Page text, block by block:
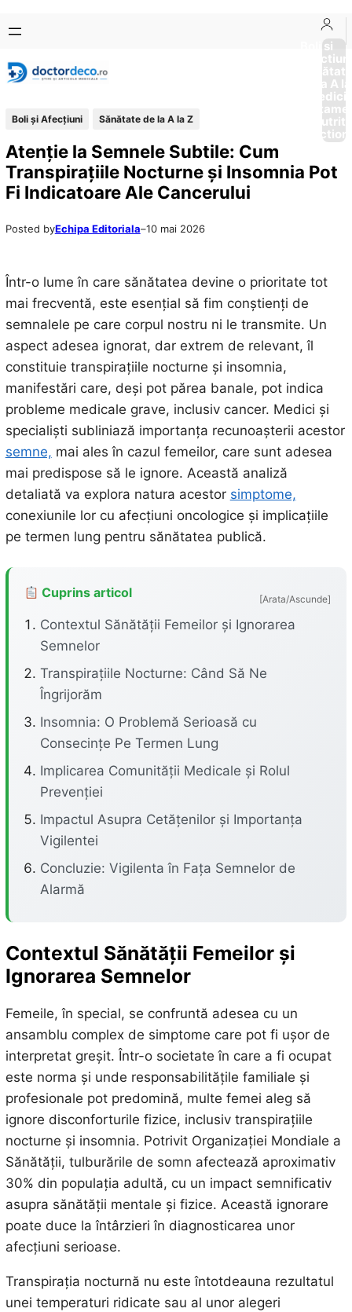
conținut
content
Boli si
Afectiuni
Sănătate
de la A
Boli și Afecțiuni Sănătate de la A la Z
Atenție la Semnele Subtile: Cum
Transpirațiile Nocturne și Insomnia Pot
Fi Indicatoare Ale Cancerului
Posted byEchipa Editoriala–10 mai 2026
Într-o lume în care sănătatea devine o prioritate tot
mai frecventă, este esențial să fim conștienți de
semnalele pe care corpul nostru ni le transmite. Un
aspect adesea ignorat, dar extrem de relevant, îl
constituie transpirațiile nocturne și insomnia,
manifestări care, deși pot părea banale, pot indica
probleme medicale grave, inclusiv cancer. Medici și
specialiști subliniază importanța recunoașterii acestor
semne, mai ales în cazul femeilor, care sunt adesea
mai predispose să le ignore. Această analiză
detaliată va explora natura acestor simptome,
conexiunile lor cu afecțiuni oncologice și implicațiile
pe termen lung pentru sănătatea publică.
Cuprins articol [Arata/Ascunde]
Contextul Sănătății Femeilor și Ignorarea
Semnelor
Transpirațiile Nocturne: Când Să Ne
Îngrijorăm
Insomnia: O Problemă Serioasă cu
Consecințe Pe Termen Lung
Implicarea Comunității Medicale și Rolul
Prevenției
Impactul Asupra Cetățenilor și Importanța
Vigilentei
Concluzie: Vigilenta în Fața Semnelor de
Alarmă
Contextul Sănătății Femeilor și
Ignorarea Semnelor
Femeile, în special, se confruntă adesea cu un
ansamblu complex de simptome care pot fi ușor de
interpretat greșit. Într-o societate în care a fi ocupat
este norma și unde responsabilitățile familiale și
profesionale pot predomină, multe femei aleg să
ignore disconforturile fizice, inclusiv transpirațiile
nocturne și insomnia. Potrivit Organizației Mondiale a
Sănătății, tulburările de somn afectează aproximativ
30% din populația adultă, cu un impact semnificativ
asupra sănătății mentale și fizice. Această ignorare
poate duce la întârzieri în diagnosticarea unor
afecțiuni serioase.
Transpirația nocturnă nu este întotdeauna rezultatul
unei temperaturi ridicate sau al unor alegeri